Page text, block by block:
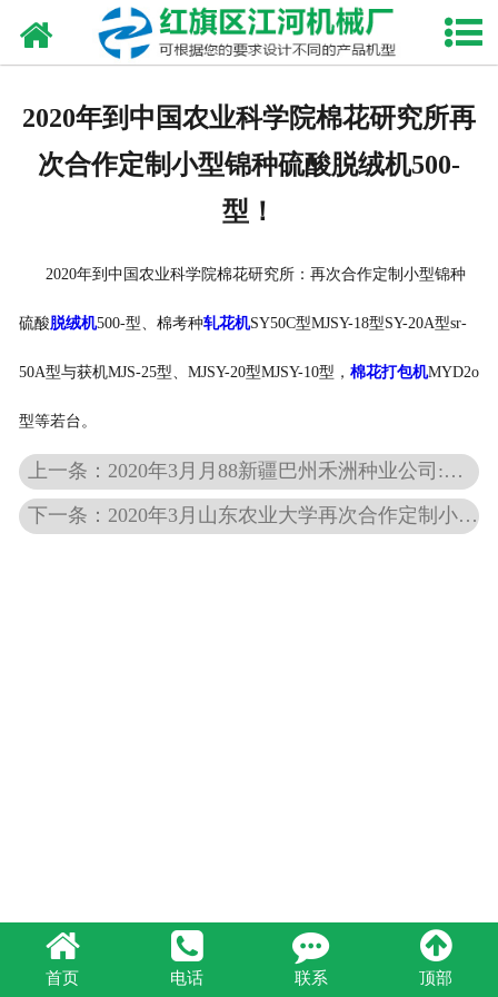
网站首页
资质荣誉
发货现场
联系我们
2020年到中国农业科学院棉花研究所再
次合作定制小型锦种硫酸脱绒机500-
型！
2020年到中国农业科学院棉花研究所：再次合作定制小型锦种
硫酸脱绒机500-型、棉考种轧花机SY50C型MJSY-18型SY-20A型sr-
50A型与获机MJS-25型、MJSY-20型MJSY-10型， 棉花打包机MYD2o
型等若台。
上一条：2020年3月月88新疆巴州禾洲种业公司:再次合作采购小型棉种硫酸脱绒机MLT10-2型一台。
下一条：2020年3月山东农业大学再次合作定制小型棉种硫酸脱绒机MLT500-2型、棉花考种轧花机SY-20A型。
首页 电话 联系 顶部